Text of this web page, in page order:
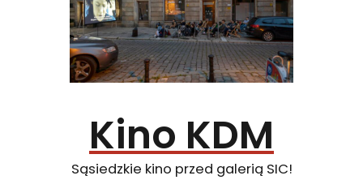
Kino KDM
Sąsiedzkie kino przed galerią SIC!